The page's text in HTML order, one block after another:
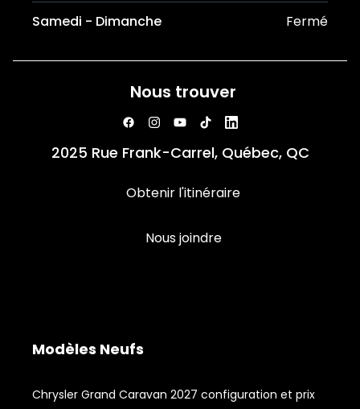
Samedi - Dimanche Fermé
Nous trouver
2025 Rue Frank-Carrel, Québec, QC
Obtenir l'itinéraire
Nous joindre
Modèles Neufs
Chrysler Grand Caravan 2027 configuration et prix